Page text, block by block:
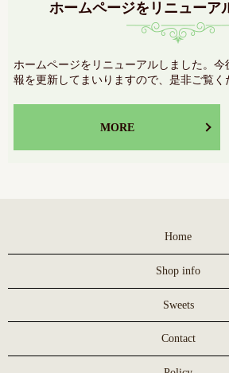
ホームページをリニューア
ホームページをリニューアルしました。
報を更新してまいりますので、是非ご覧く
MORE
Home
Shop info
Sweets
Contact